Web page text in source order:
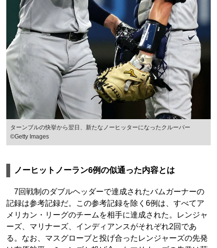
ターンブルの快挙から翌日、新たなノーヒッターになったクルーバー
©Getty Images
ノーヒットノーラン6例の似通った内容とは
7回戦制のダブルヘッダーで達成されたバムガーナーの
記録は参考記録だ。この参考記録を除く6例は、すべてア
メリカン・リーグのチームを相手に達成された。レンジャ
ーズ、マリナーズ、インディアンスがそれぞれ2回であ
る。なお、マスグローブと投げ合ったレンジャーズの先発